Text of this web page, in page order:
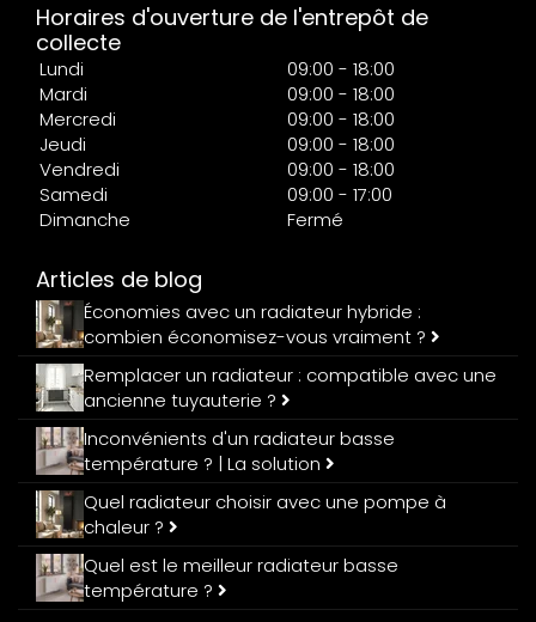
Horaires d'ouverture de l'entrepôt de
collecte
Lundi
09:00 - 18:00
Mardi
09:00 - 18:00
Mercredi
09:00 - 18:00
Jeudi
09:00 - 18:00
Vendredi
09:00 - 18:00
Samedi
09:00 - 17:00
Dimanche
Fermé
Articles de blog
Économies avec un radiateur hybride :
combien économisez-vous vraiment ?
Remplacer un radiateur : compatible avec une
ancienne tuyauterie ?
Inconvénients d'un radiateur basse
température ? | La solution
Quel radiateur choisir avec une pompe à
chaleur ?
Quel est le meilleur radiateur basse
température ?